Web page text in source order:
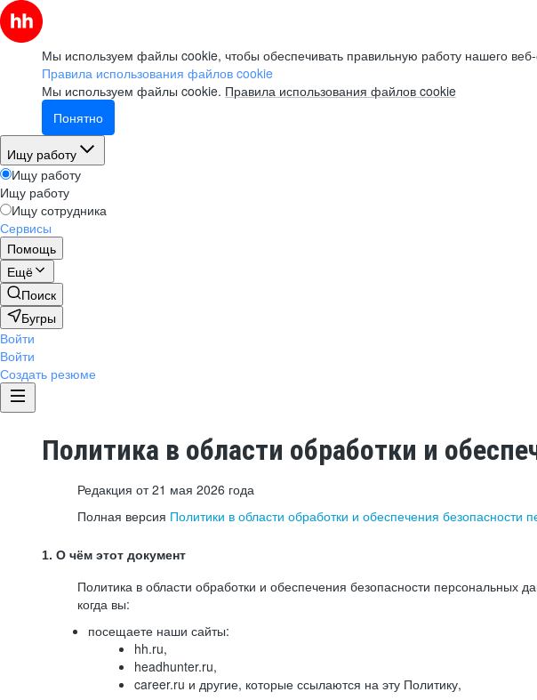
Мы используем файлы cookie, чтобы обеспечивать правильную работу нашего
Правила использования файлов cookie
Мы используем файлы cookie. Правила использования файлов cookie
Понятно
Ищу работу
Ищу работу
Ищу работу
Ищу сотрудника
Сервисы
Помощь
Ещё
Поиск
Бугры
Войти
Войти
Создать резюме
Политика в области обработки и
Редакция от 21 мая 2026 года
Полная версия Политики в области обработки и обеспечения безопасности
1. О чём этот документ
Политика в области обработки и обеспечения безопасности
когда вы:
посещаете наши сайты:
hh.ru,
headhunter.ru,
career.ru и другие, которые ссылаются на эту Политику,